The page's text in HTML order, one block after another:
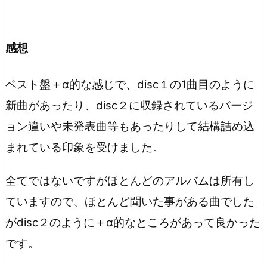
感想
ベスト盤＋α的な感じで、disc１の1曲目のように
新曲があったり、disc２に収録されているバージ
ョン違いや未発表曲等もあったりして結構詰め込
まれている印象を受けました。
全てではないですがほとんどのアルバムは所有し
ていますので、ほとんど聞いた事がある曲でした
がdisc２のように＋α的なところがあって良かった
です。